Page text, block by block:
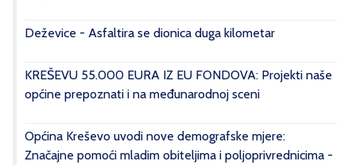
Deževice - Asfaltira se dionica duga kilometar
KREŠEVU 55.000 EURA IZ EU FONDOVA: Projekti naše
općine prepoznati i na međunarodnoj sceni
Općina Kreševo uvodi nove demografske mjere:
Značajne pomoći mladim obiteljima i poljoprivrednicima -